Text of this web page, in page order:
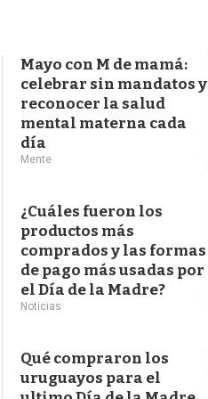
Mayo con M de mamá:
celebrar sin mandatos y
reconocer la salud
mental materna cada
día
Mente
¿Cuáles fueron los
productos más
comprados y las formas
de pago más usadas por
el Día de la Madre?
Noticias
Qué compraron los
uruguayos para el